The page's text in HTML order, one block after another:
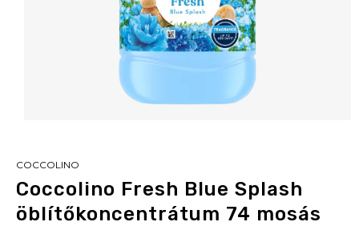
COCCOLINO
Coccolino Fresh Blue Splash
öblítőkoncentrátum 74 mosás